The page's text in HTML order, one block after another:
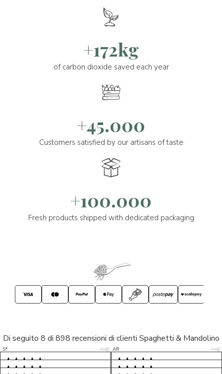
+172kg
of carbon dioxide saved each year
+45.000
Customers satisfied by our artisans of taste
+100.000
Fresh products shipped with dedicated packaging
Di seguito 8 di 898 recensioni di clienti Spaghetti & Mandolino
S* 5/5
LP 5/5
M* 5/5
AR 5/5
D* 5/5
S* 5/5